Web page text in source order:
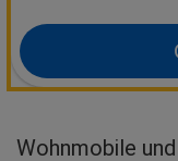
Wohnmobile